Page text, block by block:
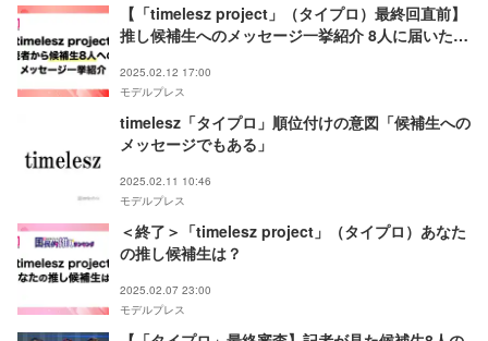
【「timelesz project」（タイプロ）最終回直前】
推し候補生へのメッセージ一挙紹介 8人に届いた読
2025.02.12 17:00
モデルプレス
timelesz「タイプロ」順位付けの意図「候補生への
メッセージでもある」
2025.02.11 10:46
モデルプレス
＜終了＞「timelesz project」（タイプロ）あなた
の推し候補生は？
2025.02.07 23:00
モデルプレス